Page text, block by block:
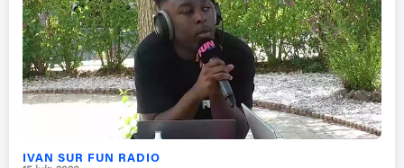
IVAN SUR FUN RADIO